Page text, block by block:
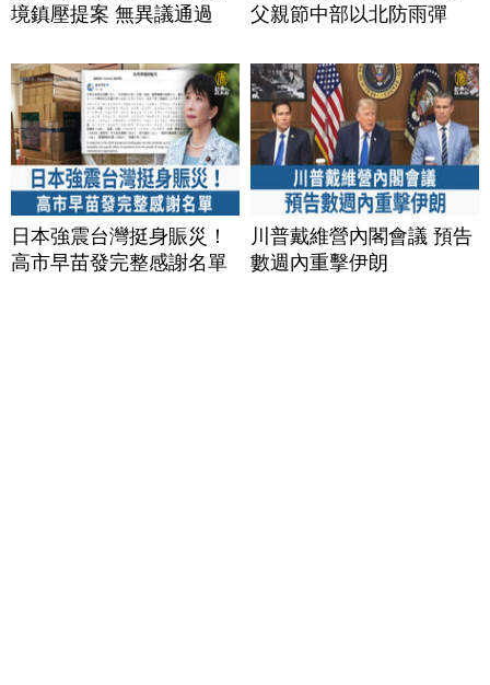
境鎮壓提案 無異議通過
父親節中部以北防雨彈
日本強震台灣挺身賑災！
高市早苗發完整感謝名單
川普戴維營內閣會議 預告
數週內重擊伊朗